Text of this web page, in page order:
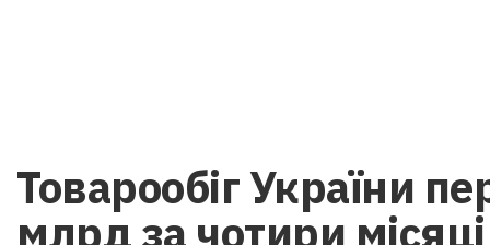
Товарообіг України
млрд за чотири